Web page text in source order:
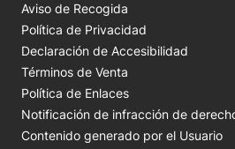
Aviso de Recogida
Política de Privacidad
Declaración de Accesibilidad
Términos de Venta
Política de Enlaces
Notificación de infracción de
Contenido generado por el Usuario